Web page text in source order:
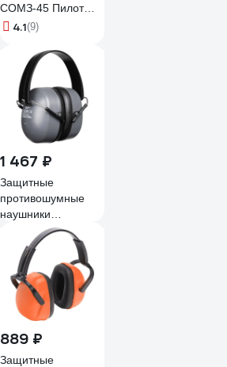
СОМЗ-45 Пилот
60450
4.1(9)
1 467 ₽
Защитные
противошумные
наушники
COVERGUARD
MAX500
3435241310507
889 ₽
Защитные